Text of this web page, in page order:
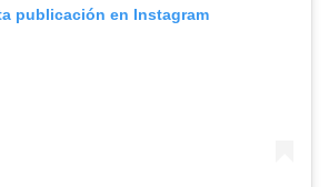
publicación en Instagram